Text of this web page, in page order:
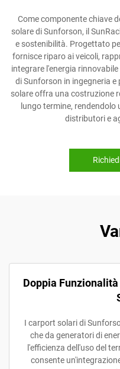
Come componente chiave
solare di Sunforson, il
e sostenibilità. Progettato
fornisce riparo ai veicoli,
integrare l'energia
di Sunforson in ingegneria
solare offra una costruzione
lungo termine,
distributori e
Doppia
I carport solari di
che da generatori di
l'efficienza dell'uso del
consente